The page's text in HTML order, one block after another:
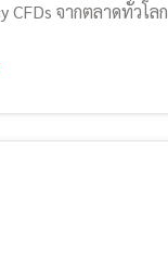
CFDs จากตลาดทั่วโลก